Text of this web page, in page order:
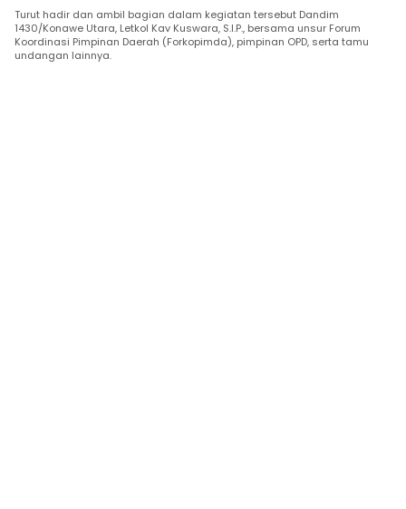
Turut hadir dan ambil bagian dalam kegiatan tersebut Dandim
1430/Konawe Utara, Letkol Kav Kuswara, S.I.P., bersama unsur Forum
Koordinasi Pimpinan Daerah (Forkopimda), pimpinan OPD, serta tamu
undangan lainnya.